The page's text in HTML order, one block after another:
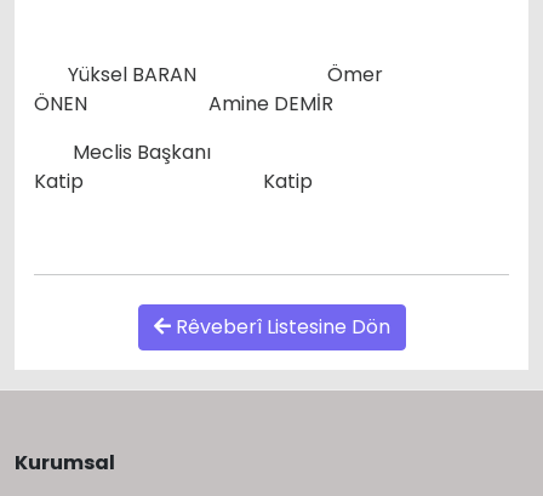
Yüksel BARAN Ömer
ÖNEN Amine DEMİR
Meclis Başkanı
Katip Katip
Rêveberî Listesine Dön
Kurumsal